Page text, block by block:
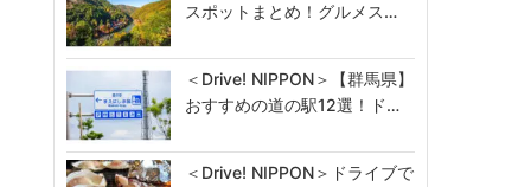
スポットまとめ！グルメス…
＜Drive! NIPPON＞【群馬県】
おすすめの道の駅12選！ド…
＜Drive! NIPPON＞ドライブで